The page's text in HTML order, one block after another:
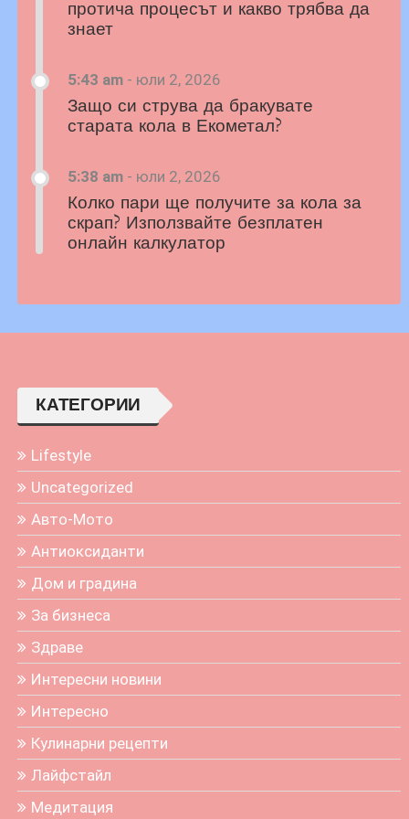
протича процесът и какво трябва да
знает
5:43 am - юли 2, 2026
Защо си струва да бракувате
старата кола в Екометал?
5:38 am - юли 2, 2026
Колко пари ще получите за кола за
скрап? Използвайте безплатен
онлайн калкулатор
КАТЕГОРИИ
Lifestyle
Uncategorized
Авто-Мото
Антиоксиданти
Дом и градина
За бизнеса
Здраве
Интересни новини
Интересно
Кулинарни рецепти
Лайфстайл
Медитация